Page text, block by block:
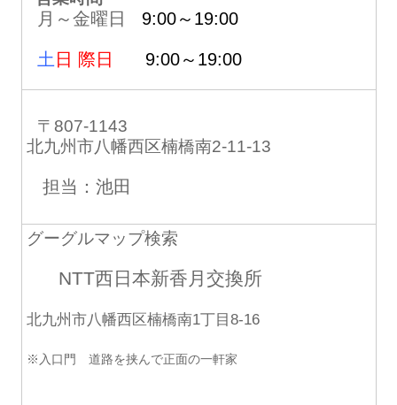
月～金曜日 9:00～19:00
土 日 際日 9:00～19:00
〒807-1143
北九州市八幡西区楠橋南2-11-13
担当：池田
グーグルマップ検索
NTT西日本新香月交換所
北九州市八幡西区楠橋南1丁目8-16
※入口門 道路を挟んで正面の一軒家